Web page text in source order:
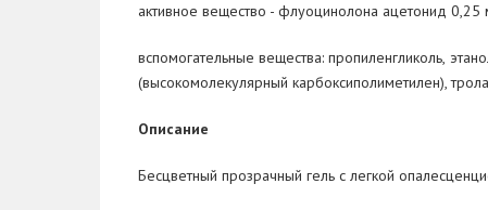
активное вещество - флуоцинолона ацетонид 0,25
вспомогательные вещества: пропиленгликоль,
(высокомолекулярный карбоксиполиметилен),
Описание
Бесцветный прозрачный гель с легкой